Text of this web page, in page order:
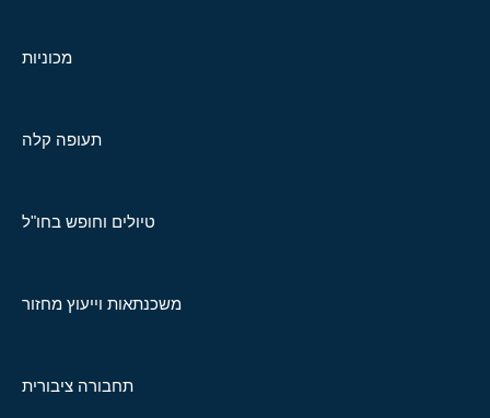
מכוניות
תעופה קלה
טיולים וחופש בחו"ל
משכנתאות וייעוץ מחזור
תחבורה ציבורית